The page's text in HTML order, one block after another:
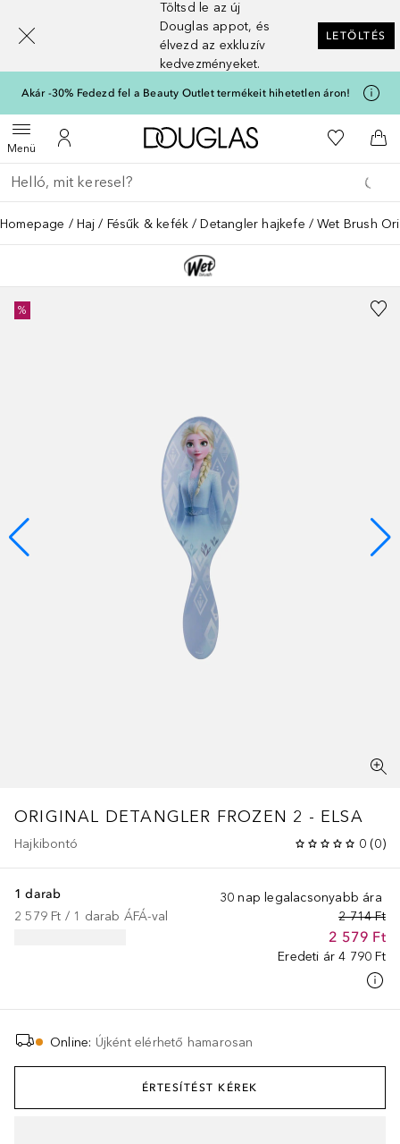
Töltsd le az új
Douglas appot, és
élvezd az exkluzív
kedvezményeket.
LETÖLTÉS
Akár -30% Fedezd fel a Beauty Outlet termékeit hihetetlen áron!
MenüMenü megnyitása
A fiókomhoz
A Douglas Főoldalra
A
Menj vissza
Keresés végrehajtása
Homepage Haj Fésűk & kefék Detangler hajkefe Wet Brush
%
ORIGINAL DETANGLER FROZEN 2 - ELSA
Hajkibontó 0 (0)
30 nap legalacsonyabb ára
2 714 Ft
2 579 Ft
Eredeti ár 4 790 Ft
1 darab
2 579 Ft / 1 darab ÁFÁ-val
Online: Újként elérhető hamarosan
ÉRTESÍTÉST KÉREK
[navigation.slideout.screenreader]